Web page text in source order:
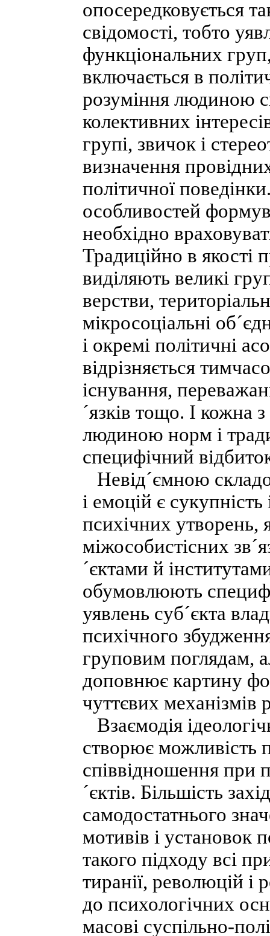
опосередковується
свідомості, тобто
функціональних
включається в
розуміння людиною
колективних
групі, звичок і
визначення
політичної
особливостей
необхідно
Традиційно в якості
виділяють великі
верстви,
мікросоціальні
і окремі політичні
відрізняється
існування,
´язків тощо. І кожна
людиною норм і
специфічний
Невід´ємною
і емоцій є
психічних утворень,
міжособистісних
´єктами й
обумовлюють
уявлень суб´єкта
психічного
груповим поглядам,
доповнює картину
чуттєвих механізмів
Взаємодія
створює можливість
співвідношення при
´єктів. Більшість
самодостатнього
мотивів і установок
такого підходу всі
тиранії, революцій і
до психологічних
масові суспільно-